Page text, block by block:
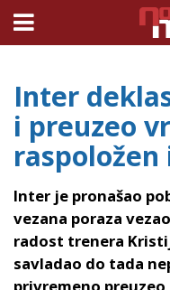
Inter
i preuzeo
Inter je pronašao
vezana poraza
radost trenera
savladao do tada